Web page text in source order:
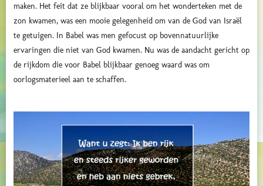
maken. Het feit dat ze blijkbaar vooral om het wonderteken met de
zon kwamen, was een mooie gelegenheid om van de God van Israël
te getuigen. In Babel was men gefocust op bovennatuurlijke
ervaringen die niet van God kwamen. Nu was de aandacht gericht op
de rijkdom die voor Babel blijkbaar genoeg waard was om
oorlogsmaterieel aan te schaffen.